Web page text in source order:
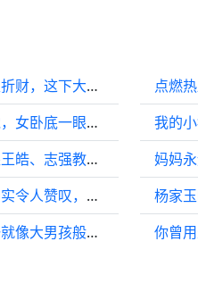
具俊晔彻底跑了，陪了身体又折财，这下大s该怎么告呢？
背后：同志救出被捕的地下党，女卧底一眼察觉不对劲，秒懂他叛变
刚看了一个评论说，邱指导跟王皓、志强教练离开了那几个祖宗瞬间年轻了十岁
女神踏上红毯那一刻，美貌着实令人赞叹，婚后的幸福生活更是让人羡慕！
成功转型的文艺硬汉真吸睛?~就像大男孩般迷人的
我的
妈妈